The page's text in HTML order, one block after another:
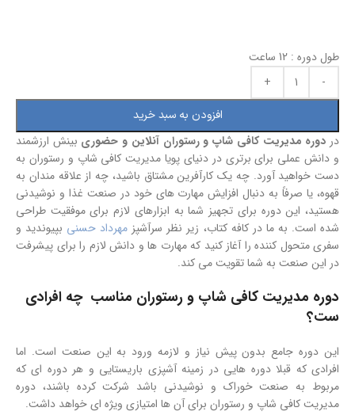
طول دوره : 12 ساعت
افزودن به سبد خرید
در دوره مدیریت کافی شاپ و رستوران آنلاین و حضوری بینش ارزشمند
و دانش عملی برای برتری در دنیای پویا مدیریت کافی شاپ و رستوران به
دست خواهید آورد. چه یک کارآفرین مشتاق باشید، چه از علاقه مندان به
قهوه، یا صرفاً به دنبال افزایش مهارت های خود در صنعت غذا و نوشیدنی
هستید، این دوره برای تجهیز شما به ابزارهای لازم برای موفقیت طراحی
شده است. به ما در کافه کتاب، زیر نظر سرآشپز مهرداد حسنی بپیوندید و
سفری متحول کننده را آغاز کنید که مهارت ها و دانش لازم را برای پیشرفت
در این صنعت به شما تقویت می کند.
دوره مدیریت کافی شاپ و رستوران مناسب چه افرادی
ست؟
این دوره جامع بدون پیش نیاز و لازمه ورود به این صنعت است. اما
افرادی که قبلا دوره هایی در زمینه آشپزی باریستایی و هر دوره ای که
مربوط به صنعت خوراک و نوشیدنی باشد شرکت کرده باشند، دوره
مدیریت کافی شاپ و رستوران برای آن ها امتیازی ویژه ای خواهد داشت.